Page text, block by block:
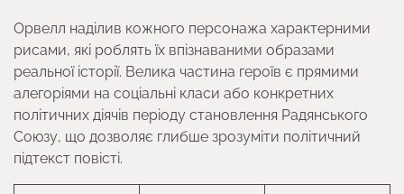
Орвелл наділив кожного персонажа характерними
рисами, які роблять їх впізнаваними образами
реальної історії. Велика частина героїв є прямими
алегоріями на соціальні класи або конкретних
політичних діячів періоду становлення Радянського
Союзу, що дозволяє глибше зрозуміти політичний
підтекст повісті.